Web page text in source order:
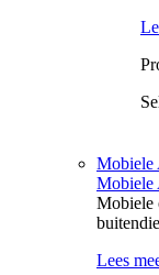
Mobiele
Mobiele
Mobiele
Lees